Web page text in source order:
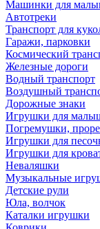
Машинки для
Автотреки
Транспорт для
Гаражи, парковки
Космический
Железные дороги
Водный транспорт
Воздушный
Дорожные знаки
Игрушки для
Погремушки,
Игрушки для
Игрушки для
Неваляшки
Музыкальные
Детские рули
Юла, волчок
Каталки игрушки